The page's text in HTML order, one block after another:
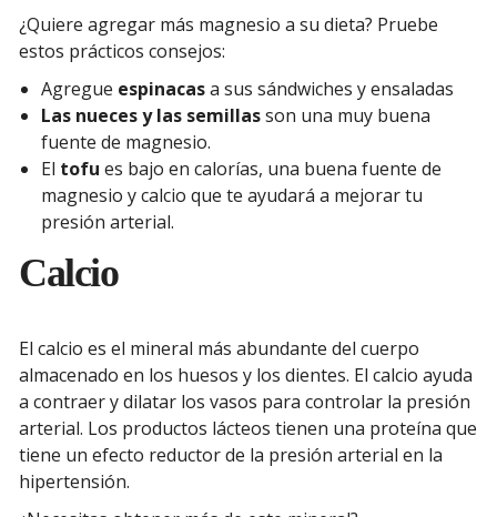
¿Quiere agregar más magnesio a su dieta? Pruebe
estos prácticos consejos:
Agregue espinacasa sus sándwiches y ensaladas
Las nueces y las semillasson una muy buena
fuente de magnesio.
El tofu es bajo en calorías, una buena fuente de
magnesio y calcio que te ayudará a mejorar tu
presión arterial.
Calcio
El calcio es el mineral más abundante del cuerpo
almacenado en los huesos y los dientes. El calcio ayuda
a contraer y dilatar los vasos para controlar la presión
arterial. Los productos lácteos tienen una proteína que
tiene un efecto reductor de la presión arterial en la
hipertensión.